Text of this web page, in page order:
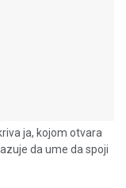
ja, kojom otvara
da ume da spoji